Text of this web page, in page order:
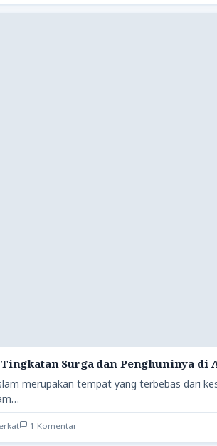
Surga dan Penghuninya di
merupakan tempat yang terbebas dari
1 Komentar